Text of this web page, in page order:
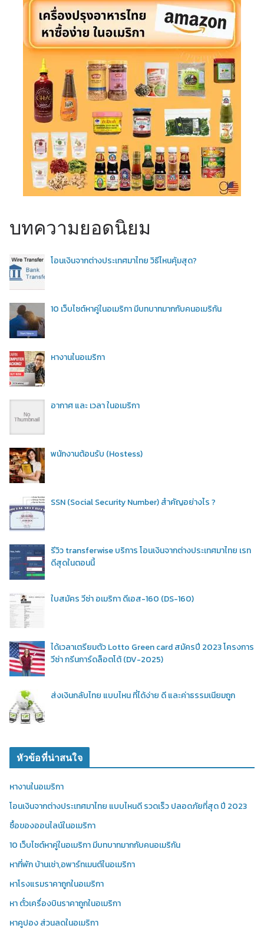
บทความยอดนิยม
โอนเงินจากต่างประเทศมาไทย วิธีไหนคุ้มสุด?
10 เว็บไซต์หาคู่ในอเมริกา มีบทบาทมากกับคนอเมริกัน
หางานในอเมริกา
อากาศ และ เวลา ในอเมริกา
พนักงานต้อนรับ (Hostess)
SSN (Social Security Number) สำคัญอย่างไร ?
รีวิว transferwise บริการ โอนเงินจากต่างประเทศมาไทย เรท
ดีสุดในตอนนี้
ใบสมัคร วีซ่า อเมริกา ดีเอส-160 (DS-160)
ได้เวลาเตรียมตัว Lotto Green card สมัครปี 2023 โครงการ
วีซ่า กรีนการ์ดล็อตโต้ (DV-2025)
ส่งเงินกลับไทย แบบไหน ที่ได้ง่าย ดี และค่าธรรมเนียมถูก
หัวข้อที่น่าสนใจ
หางานในอเมริกา
โอนเงินจากต่างประเทศมาไทย แบบไหนดี รวดเร็ว ปลอดภัยที่สุด ปี 2023
ซื้อของออนไลน์ในอเมริกา
10 เว็บไซต์หาคู่ในอเมริกา มีบทบาทมากกับคนอเมริกัน
หาที่พัก บ้านเช่า,อพาร์ทเมนต์ในอเมริกา
หาโรงแรมราคาถูกในอเมริกา
หา ตั๋วเครื่องบินราคาถูกในอเมริกา
หาคูปอง ส่วนลดในอเมริกา